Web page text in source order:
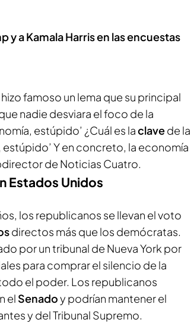
a Kamala Harris en las encuestas
famoso un lema que su principal
nadie desviara el foco de la
estúpido’ ¿Cuál es laclavede la
estúpido’ Y en concreto, la economía
de Noticias Cuatro.
Estados Unidos
los republicanos se llevan el voto
directos más que los demócratas.
por un tribunal de Nueva York por
para comprar el silencio de la
el poder. Los republicanos
el Senadoy podrían mantener el
y del Tribunal Supremo.